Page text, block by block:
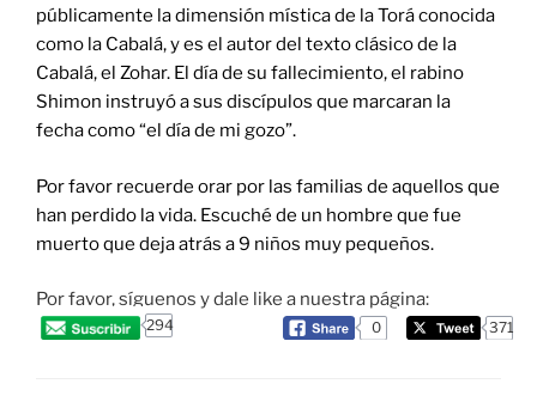
públicamente la dimensión mística de la Torá conocida
como la Cabalá, y es el autor del texto clásico de la
Cabalá, el Zohar. El día de su fallecimiento, el rabino
Shimon instruyó a sus discípulos que marcaran la
fecha como “el día de mi gozo”.
Por favor recuerde orar por las familias de aquellos que
han perdido la vida. Escuché de un hombre que fue
muerto que deja atrás a 9 niños muy pequeños.
Por favor, síguenos y dale like a nuestra página:
294 0 371